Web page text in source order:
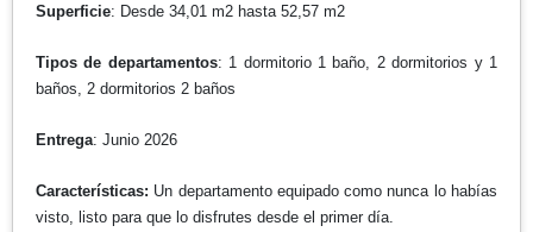
Superficie: Desde 34,01 m2 hasta 52,57 m2
Tipos de departamentos: 1 dormitorio 1 baño, 2 dormitorios y 1
baños, 2 dormitorios 2 baños
Entrega: Junio 2026
Características: Un departamento equipado como nunca lo habías
visto, listo para que lo disfrutes desde el primer día.